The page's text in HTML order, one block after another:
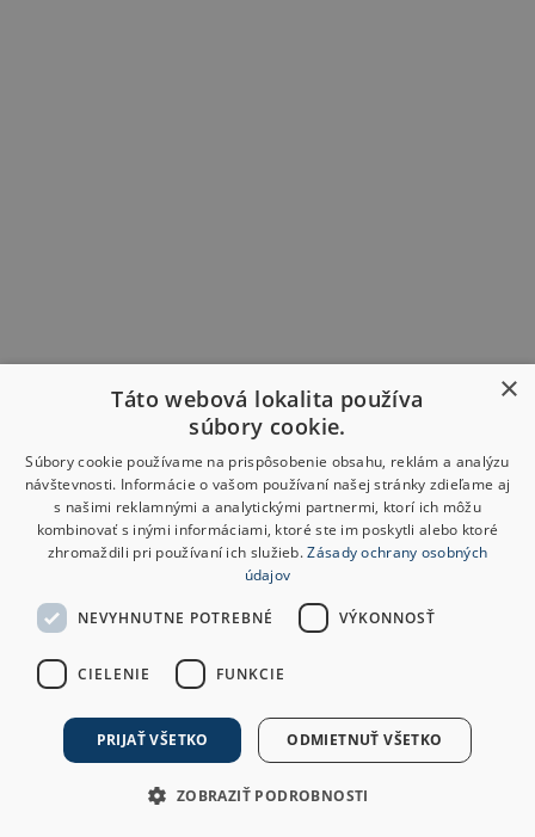
×
Táto webová lokalita používa
súbory cookie.
Súbory cookie používame na prispôsobenie obsahu, reklám a analýzu
návštevnosti. Informácie o vašom používaní našej stránky zdieľame aj
s našimi reklamnými a analytickými partnermi, ktorí ich môžu
kombinovať s inými informáciami, ktoré ste im poskytli alebo ktoré
zhromaždili pri používaní ich služieb.Zásady ochrany osobných
údajov
NEVYHNUTNE POTREBNÉ VÝKONNOSŤ
CIELENIE FUNKCIE
PRIJAŤ VŠETKO ODMIETNUŤ VŠETKO
ZOBRAZIŤ PODROBNOSTI